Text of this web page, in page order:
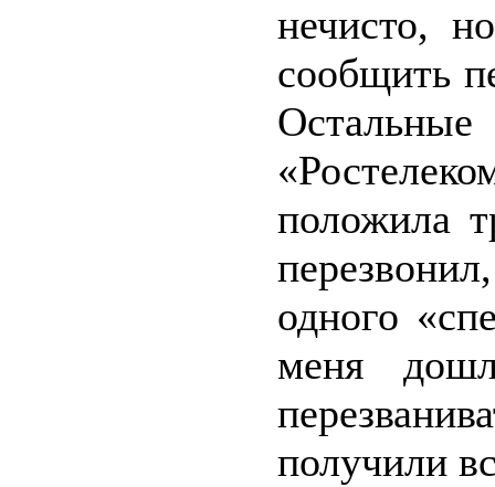
нечисто,
сообщить
положила
одного
меня
получили